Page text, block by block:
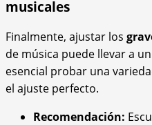
musicales
Finalmente, ajustar los
de música puede llevar a
esencial probar una
el ajuste perfecto.
Recomendación: